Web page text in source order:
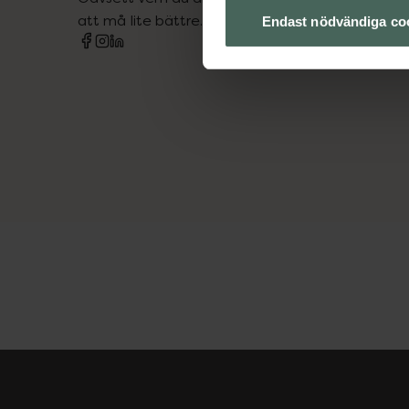
Endast nödvändiga
att må lite bättre. Välkommen att prata med